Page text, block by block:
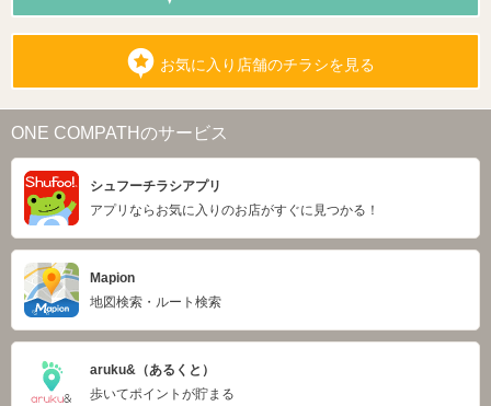
お気に入り店舗のチラシを見る
ONE COMPATHのサービス
シュフーチラシアプリ
アプリならお気に入りのお店がすぐに見つかる！
Mapion
地図検索・ルート検索
aruku&（あるくと）
歩いてポイントが貯まる